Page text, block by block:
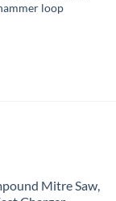
loop
Mitre Saw,